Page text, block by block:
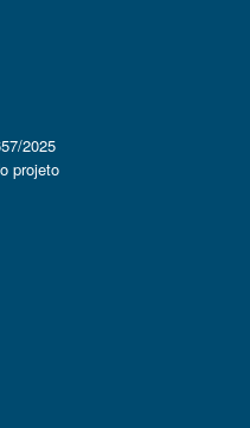
2025
projeto